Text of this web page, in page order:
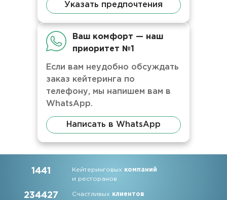
Указать предпочтения
Ваш комфорт — наш
приоритет №1
Если вам неудобно обсуждать
заказ кейтеринга по
телефону, мы напишем вам в
WhatsApp.
Написать в WhatsApp
1441 Кейтеринговых компаний
и ресторанов
234427 Счастливых клиентов